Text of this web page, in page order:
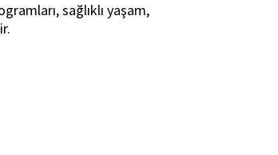
sağlıklı yaşam,